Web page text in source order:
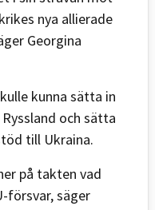
nya allierade
Georgina
kunna sätta in
och sätta
till Ukraina.
på takten vad
försvar, säger